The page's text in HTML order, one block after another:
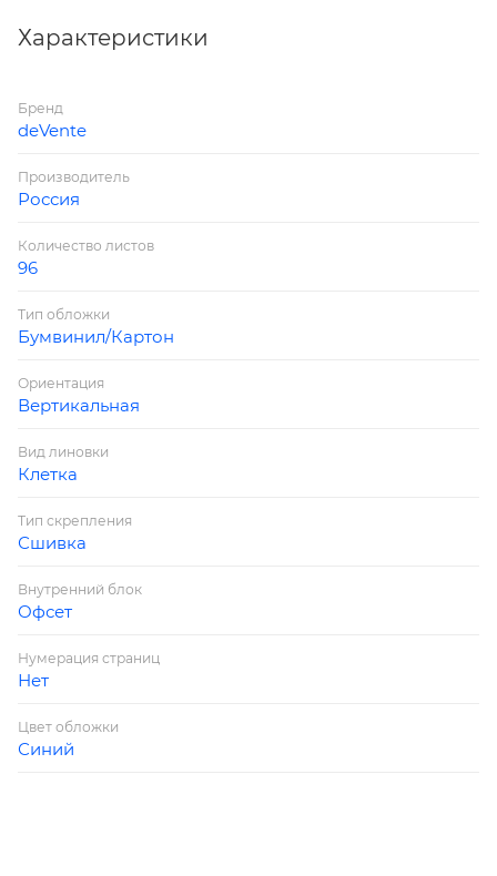
Характеристики
Бренд
deVente
Производитель
Россия
Количество листов
96
Тип обложки
Бумвинил/Картон
Ориентация
Вертикальная
Вид линовки
Клетка
Тип скрепления
Сшивка
Внутренний блок
Офсет
Нумерация страниц
Нет
Цвет обложки
Синий